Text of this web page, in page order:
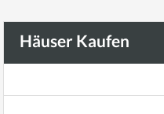
Häuser Kaufen